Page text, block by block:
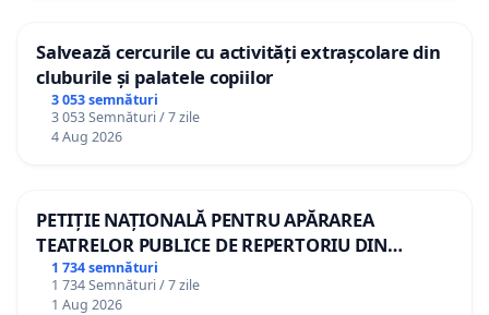
Salvează cercurile cu activități extrașcolare din
cluburile și palatele copiilor
3 053 semnături
3 053 Semnături / 7 zile
4 Aug 2026
PETIȚIE NAȚIONALĂ PENTRU APĂRAREA
TEATRELOR PUBLICE DE REPERTORIU DIN
ROMÂNIA
1 734 semnături
1 734 Semnături / 7 zile
1 Aug 2026